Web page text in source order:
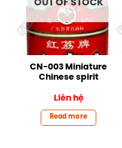
OUT OF STOCK
CN-003 Miniature
Chinese spirit
Liên hệ
Read more